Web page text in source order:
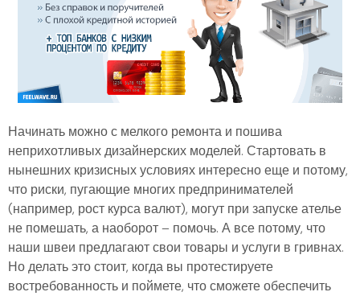
Начинать можно с мелкого ремонта и пошива
неприхотливых дизайнерских моделей. Стартовать в
нынешних кризисных условиях интересно еще и потому,
что риски, пугающие многих предпринимателей
(например, рост курса валют), могут при запуске ателье
не помешать, а наоборот – помочь. А все потому, что
наши швеи предлагают свои товары и услуги в гривнах.
Но делать это стоит, когда вы протестируете
востребованность и поймете, что сможете обеспечить